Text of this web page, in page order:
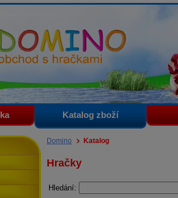
s hračkami
Katalog zboží
Domino Katalog
Hračky
Hledání: